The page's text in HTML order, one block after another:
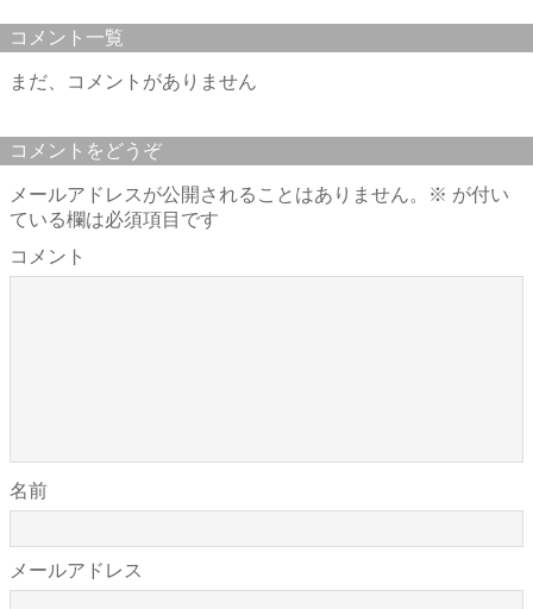
コメント一覧
まだ、コメントがありません
コメントをどうぞ
メールアドレスが公開されることはありません。 ※ が付い
ている欄は必須項目です
コメント
名前
メールアドレス